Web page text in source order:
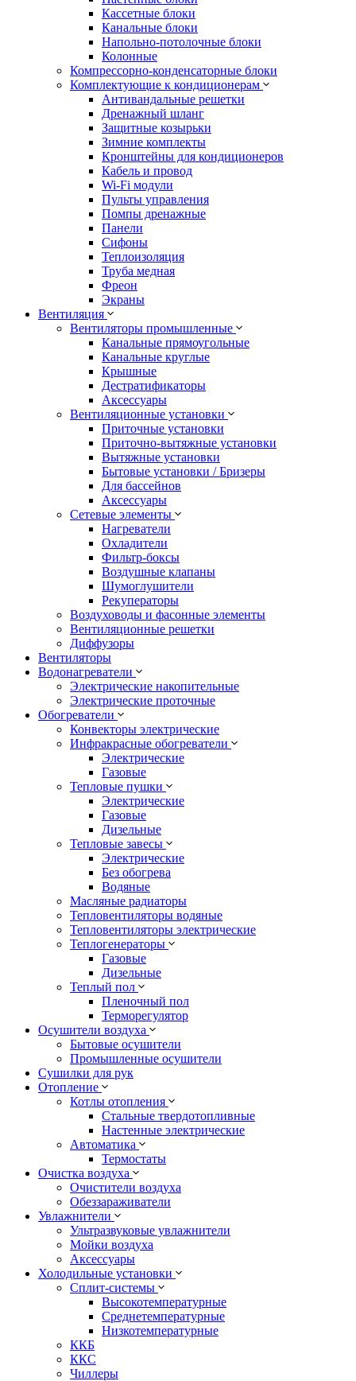
Кассетные блоки
Канальные блоки
Напольно-потолочные блоки
Колонные
Компрессорно-конденсаторные блоки
Комплектующие к кондиционерам
Антивандальные решетки
Дренажный шланг
Защитные козырьки
Зимние комплекты
Кронштейны для кондиционеров
Кабель и провод
Wi-Fi модули
Пульты управления
Помпы дренажные
Панели
Сифоны
Теплоизоляция
Труба медная
Фреон
Экраны
Вентиляция
Вентиляторы промышленные
Канальные прямоугольные
Канальные круглые
Крышные
Дестратификаторы
Аксессуары
Вентиляционные установки
Приточные установки
Приточно-вытяжные установки
Вытяжные установки
Бытовые установки / Бризеры
Для бассейнов
Аксессуары
Сетевые элементы
Нагреватели
Охладители
Фильтр-боксы
Воздушные клапаны
Шумоглушители
Рекуператоры
Воздуховоды и фасонные элементы
Вентиляционные решетки
Диффузоры
Вентиляторы
Водонагреватели
Электрические накопительные
Электрические проточные
Обогреватели
Конвекторы электрические
Инфракрасные обогреватели
Электрические
Газовые
Тепловые пушки
Электрические
Газовые
Дизельные
Тепловые завесы
Электрические
Без обогрева
Водяные
Масляные радиаторы
Тепловентиляторы водяные
Тепловентиляторы электрические
Теплогенераторы
Газовые
Дизельные
Теплый пол
Пленочный пол
Терморегулятор
Осушители воздуха
Бытовые осушители
Промышленные осушители
Сушилки для рук
Отопление
Котлы отопления
Стальные твердотопливные
Настенные электрические
Автоматика
Термостаты
Очистка воздуха
Очистители воздуха
Обеззараживатели
Увлажнители
Ультразвуковые увлажнители
Мойки воздуха
Аксессуары
Холодильные установки
Сплит-системы
Высокотемпературные
Среднетемпературные
Низкотемпературные
ККБ
ККС
Чиллеры